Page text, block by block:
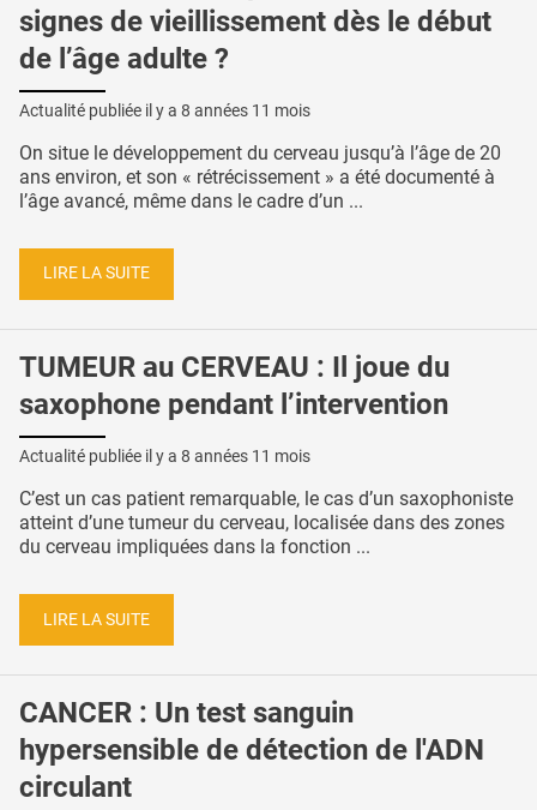
signes de vieillissement dès le début
de l’âge adulte ?
Actualité publiée il y a 8 années 11 mois
On situe le développement du cerveau jusqu’à l’âge de 20
ans environ, et son « rétrécissement » a été documenté à
l’âge avancé, même dans le cadre d’un ...
LIRE LA SUITE
TUMEUR au CERVEAU : Il joue du
saxophone pendant l’intervention
Actualité publiée il y a 8 années 11 mois
C’est un cas patient remarquable, le cas d’un saxophoniste
atteint d’une tumeur du cerveau, localisée dans des zones
du cerveau impliquées dans la fonction ...
LIRE LA SUITE
CANCER : Un test sanguin
hypersensible de détection de l'ADN
circulant